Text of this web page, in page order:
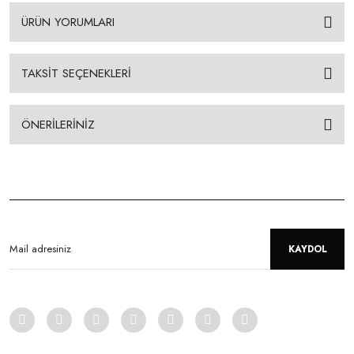
ÜRÜN YORUMLARI
TAKSİT SEÇENEKLERİ
ÖNERİLERİNİZ
KAYDOL